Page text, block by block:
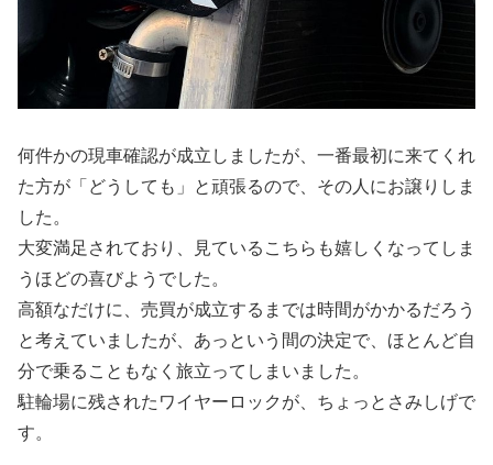
何件かの現車確認が成立しましたが、一番最初に来てくれ
た方が「どうしても」と頑張るので、その人にお譲りしま
した。
大変満足されており、見ているこちらも嬉しくなってしま
うほどの喜びようでした。
高額なだけに、売買が成立するまでは時間がかかるだろう
と考えていましたが、あっという間の決定で、ほとんど自
分で乗ることもなく旅立ってしまいました。
駐輪場に残されたワイヤーロックが、ちょっとさみしげで
す。